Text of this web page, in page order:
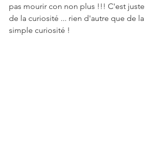
pas mourir con non plus !!! C'est juste
de la curiosité ... rien d'autre que de la
simple curiosité !